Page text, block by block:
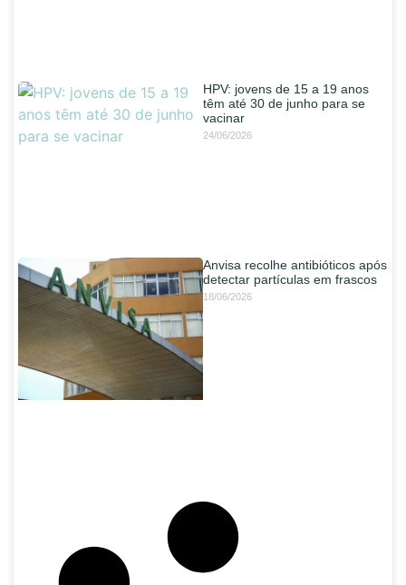
HPV: jovens de 15 a 19 anos
têm até 30 de junho para se
vacinar
24/06/2026
Anvisa recolhe antibióticos após
detectar partículas em frascos
18/06/2026